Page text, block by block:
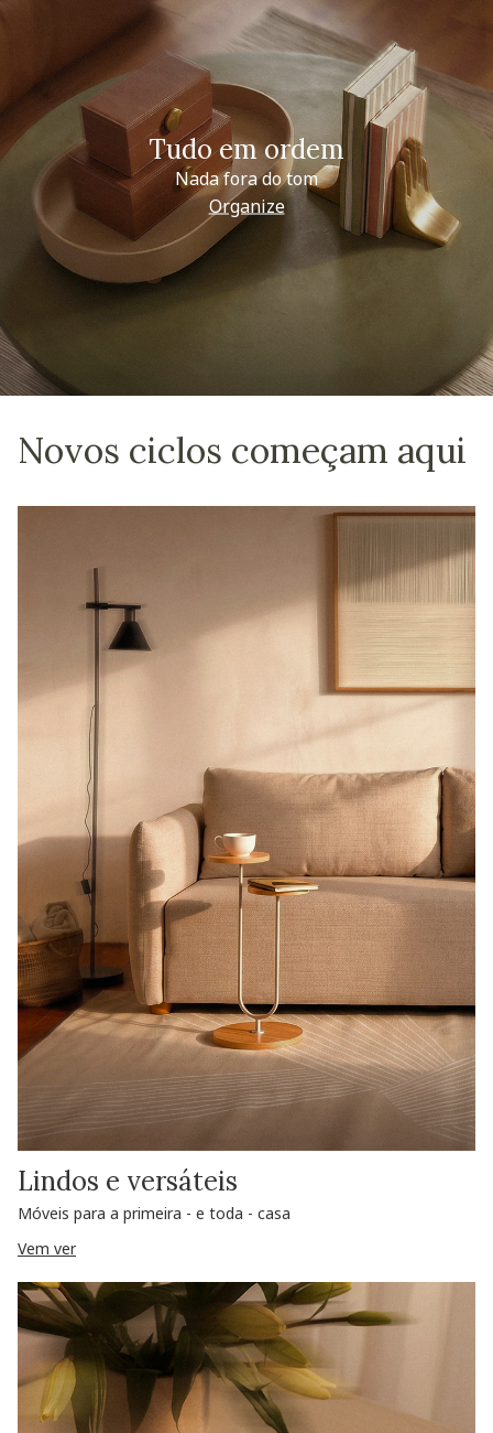
Tudo em ordem
Nada fora do tom
Organize
Novos ciclos começam aqui
Lindos e versáteis
Móveis para a primeira - e toda - casa
Vem ver